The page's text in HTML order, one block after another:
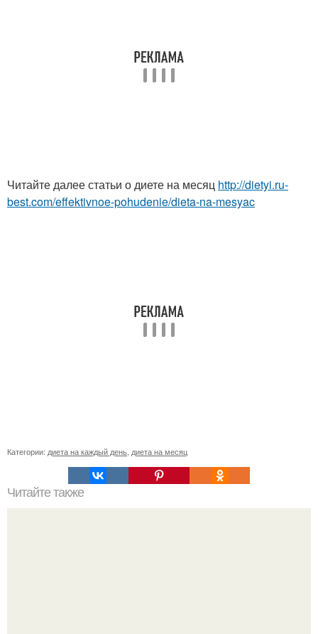
Читайте далее статьи о диете на месяц http://dietyi.ru-
best.com/effektivnoe-pohudenie/dieta-na-mesyac
Категории: диета на каждый день диета на месяц
Читайте также